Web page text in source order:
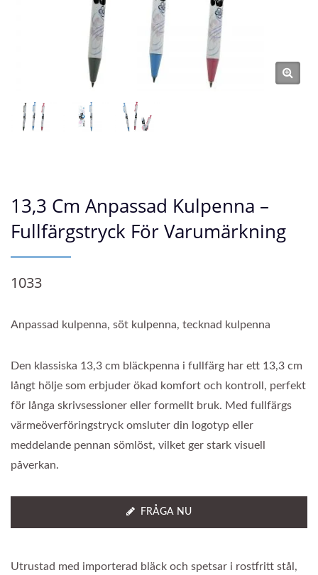
13,3 Cm Anpassad Kulpenna –
Fullfärgstryck För Varumärkning
1033
Anpassad kulpenna, söt kulpenna, tecknad kulpenna
Den klassiska 13,3 cm bläckpenna i fullfärg har ett 13,3 cm
långt hölje som erbjuder ökad komfort och kontroll, perfekt
för långa skrivsessioner eller formellt bruk. Med fullfärgs
värmeöverföringstryck omsluter din logotyp eller
meddelande pennan sömlöst, vilket ger stark visuell
påverkan.
FRÅGA NU
Utrustad med importerad bläck och spetsar i rostfritt stål,